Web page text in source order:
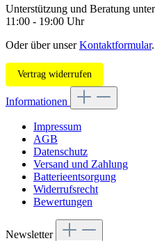
Unterstützung und Beratung
11:00 - 19:00 Uhr
Oder über unserKontaktformular.
Vertrag widerrufen
Informationen
Impressum
AGB
Datenschutz
Versand und Zahlung
Batterieentsorgung
Widerrufsrecht
Bewertungen
Newsletter